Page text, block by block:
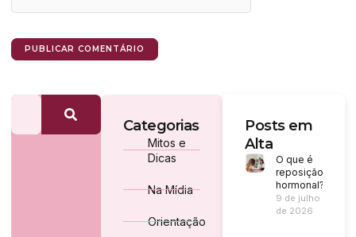
Categorias
Mitos e
Dicas
Na Mídia
Orientação
Posts em
Alta
O que é
reposição
hormonal?
9 de julho
de 2026